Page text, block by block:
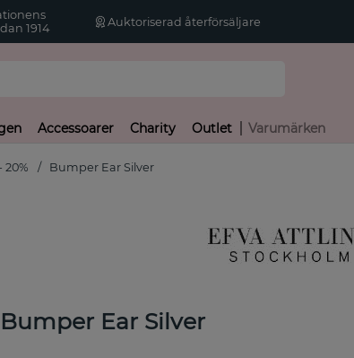
1914
Auktoriserad återförsäljare
Accessoarer Charity Outlet Varumärken
20% Bumper Ear Silver
Bumper Ear Silver